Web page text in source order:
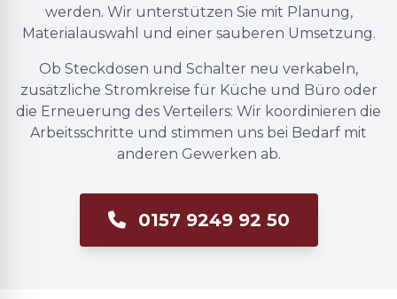
werden. Wir unterstützen Sie mit Planung,
Materialauswahl und einer sauberen Umsetzung.
Ob Steckdosen und Schalter neu verkabeln,
zusätzliche Stromkreise für Küche und Büro oder
die Erneuerung des Verteilers: Wir koordinieren die
Arbeitsschritte und stimmen uns bei Bedarf mit
anderen Gewerken ab.
0157 9249 92 50